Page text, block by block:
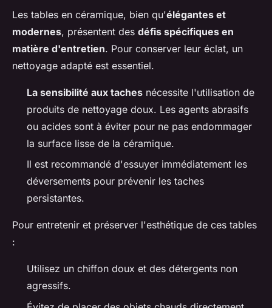
Les tables en céramique, bien qu'élégantes et
modernes, présentent des défis spécifiques en
matière d'entretien. Pour conserver leur éclat, un
nettoyage adapté est essentiel.
La sensibilité aux taches nécessite l'utilisation de
produits de nettoyage doux. Les agents abrasifs
ou acides sont à éviter pour ne pas endommager
la surface lisse de la céramique.
Il est recommandé d'essuyer immédiatement les
déversements pour prévenir les taches
persistantes.
Pour entretenir et préserver l'esthétique de ces tables
:
Utilisez un chiffon doux et des détergents non
agressifs.